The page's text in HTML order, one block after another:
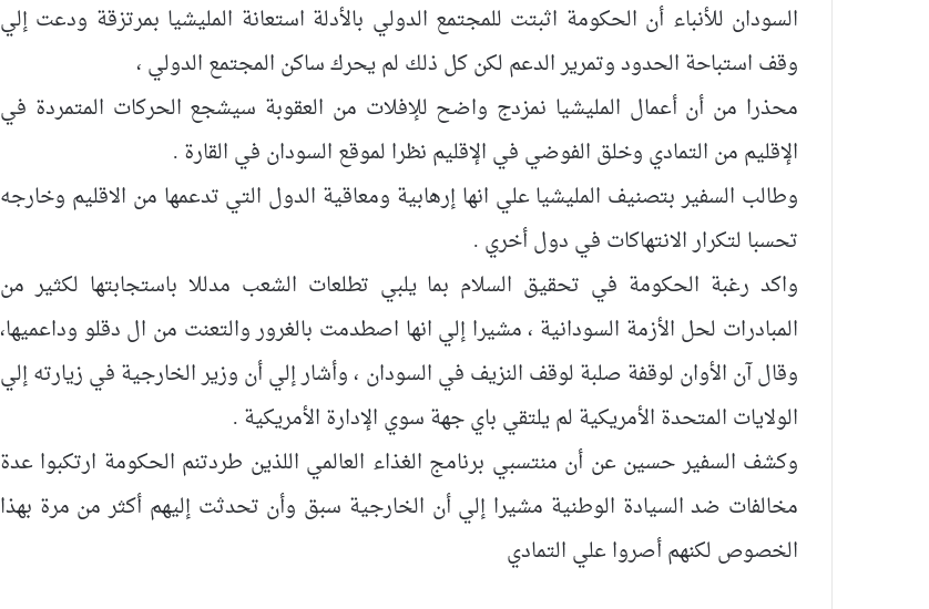
السودان للأنباء أن الحكومة اثبتت للمجتمع الدولي بالأدلة استعانة المليشيا بمرتزقة ودعت إلي
وقف استباحة الحدود وتمرير الدعم لكن كل ذلك لم يحرك ساكن المجتمع الدولي ،
محذرا من أن أعمال المليشيا نمزدج واضح للإفلات من العقوبة سيشجع الحركات المتمردة في
الإقليم من التمادي وخلق الفوضي في الإقليم نظرا لموقع السودان في القارة .
وطالب السفير بتصنيف المليشيا علي انها إرهابية ومعاقية الدول التي تدعمها من الاقليم وخارجه
تحسبا لتكرار الانتهاكات في دول أخري .
واكد رغبة الحكومة في تحقيق السلام بما يلبي تطلعات الشعب مدللا باستجابتها لكثير من
المبادرات لحل الأزمة السودانية ، مشيرا إلي انها اصطدمت بالغرور والتعنت من ال دقلو وداعميها،
وقال آن الأوان لوقفة صلبة لوقف النزيف في السودان ، وأشار إلي أن وزير الخارجية في زيارته إلي
الولايات المتحدة الأمريكية لم يلتقي باي جهة سوي الإدارة الأمريكية .
وكشف السفير حسين عن أن منتسبي برنامج الغذاء العالمي اللذين طردتنم الحكومة ارتكبوا عدة
مخالفات ضد السيادة الوطنية مشيرا إلي أن الخارجية سبق وأن تحدثت إليهم أكثر من مرة بهذا
الخصوص لكنهم أصروا علي التمادي